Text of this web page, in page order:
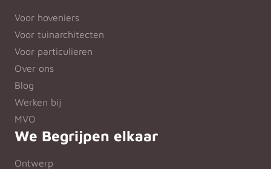
Voor hoveniers
Voor tuinarchitecten
Voor particulieren
Over ons
Blog
Werken bij
MVO
We Begrijpen elkaar
Ontwerp